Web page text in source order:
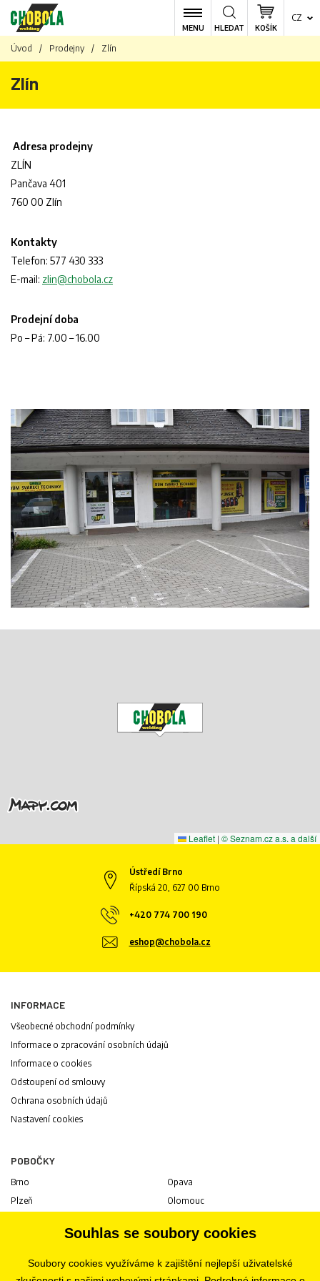
MENU KOŠÍK
CZ
HLEDAT
Úvod / Prodejny / Zlín
Zlín
Adresa prodejny
ZLÍN
Pančava 401
760 00 Zlín
Kontakty
Telefon: 577 430 333
E-mail: zlin@chobola.cz
Prodejní doba
Po – Pá: 7.00 – 16.00
Leaflet | © Seznam.cz a.s. a další
Ústředí Brno
Řípská 20, 627 00 Brno
+420 774 700 190
eshop@chobola.cz
INFORMACE
Všeobecné obchodní podmínky
Informace o zpracování osobních údajů
Informace o cookies
Odstoupení od smlouvy
Ochrana osobních údajů
Nastavení cookies
POBOČKY
Brno
Plzeň
Ostrava
Opava
Olomouc
Pardubice
Liberec
Souhlas se soubory cookies
Soubory cookies využíváme k zajištění nejlepší uživatelské